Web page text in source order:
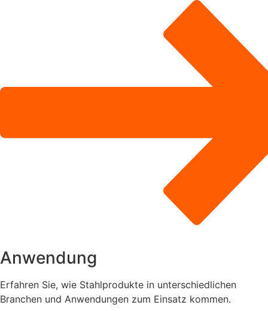
Anwendung
Erfahren Sie, wie Stahlprodukte in unterschiedlichen
Branchen und Anwendungen zum Einsatz kommen.